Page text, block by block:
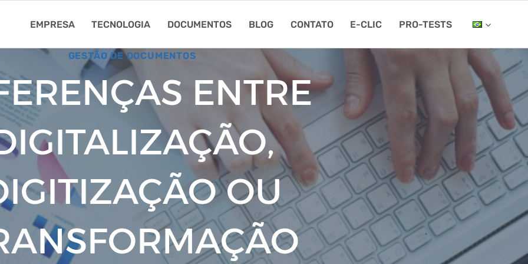
EMPRESA TECNOLOGIA DOCUMENTOS BLOG CONTATO E-CLIC PRO-TESTS
GESTÃO DE DOCUMENTOS
ENTRE
OU